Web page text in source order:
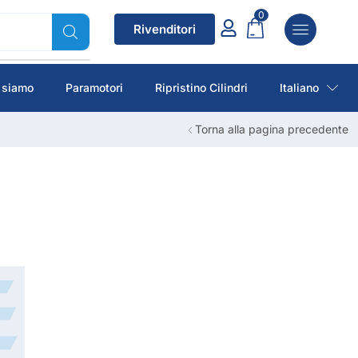
Rivenditori
0
Paramotori Ripristino Cilindri Italiano
Torna alla pagina precedente